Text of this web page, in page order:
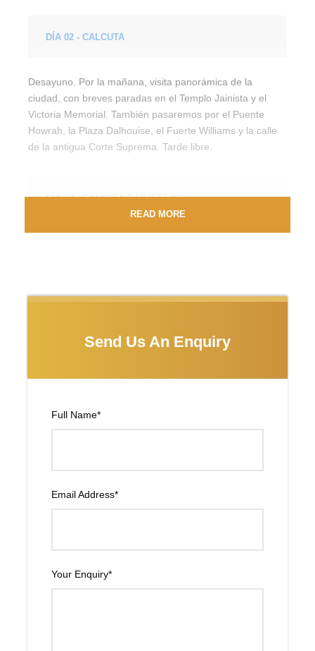
Send Us An Enquiry
Full Name*
Email Address*
Your Enquiry*
DÍA 02 - CALCUTA
Desayuno. Por la mañana, visita panorámica de la
ciudad, con breves paradas en el Templo Jainista y el
Victoria Memorial. También pasaremos por el Puente
Howrah, la Plaza Dalhouise, el Fuerte Williams y la calle
de la antigua Corte Suprema. Tarde libre.
DÍA 03 - CALCUTA/DARJEELING
Pensión completa. Por la mañana temprano iremos hasta
visitando el Monasterio de Ghoom,”Yiga Choli Gompa”.
Instituto de montañismo, donde se puede ver una estatua
vida en Darjeeling. Tiempo libre para pasear por la
READ MORE